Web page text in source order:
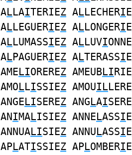
ALLAITERIEZ ALLECHERIE
ALLEGUERIEZ ALLONGERIE
ALLUMASSIEZ ALLUVIONNE
ALPAGUERIEZ ALTERASSIE
AMELIOREREZ AMEUBLIRIE
AMOLLISSIEZ AMOUILLERE
ANGELISEREZ ANGLAISERE
ANIMALISIEZ ANNELASSIE
ANNUALISIEZ ANNULASSIE
APLATISSIEZ APLOMBERIE